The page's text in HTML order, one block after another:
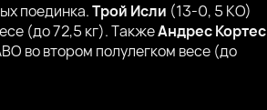
поединка.Трой Исли (13-0, 5 КО)
(до 72,5 кг). ТакжеАндрес Кортес
во втором полулегком весе (до